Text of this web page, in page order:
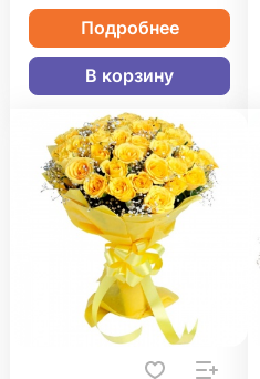
Подробнее
В корзину